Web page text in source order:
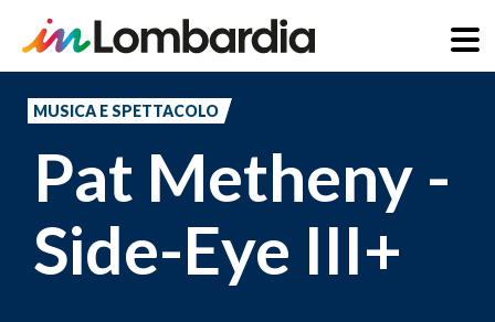
principale
MUSICA E SPETTACOLO
Pat Metheny -
Side-Eye III+